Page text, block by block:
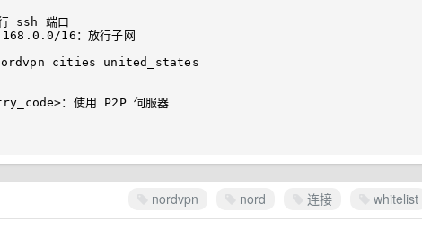
ssh 端口
16：放行子网
nordvpn cities united_states
：使用 P2P 伺服器
nordvpn nord 连接 whitelist